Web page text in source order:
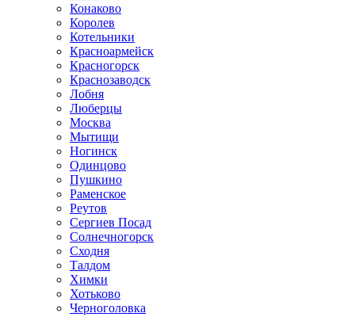
Конаково
Королев
Котельники
Красноармейск
Красногорск
Краснозаводск
Лобня
Люберцы
Москва
Мытищи
Ногинск
Одинцово
Пушкино
Раменское
Реутов
Сергиев Посад
Солнечногорск
Сходня
Талдом
Химки
Хотьково
Черноголовка